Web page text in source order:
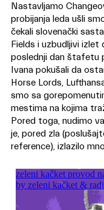
Nastavljamo
probijanja leda ušli
čekali slovenački
Fields i uzbudljivi izlet
poslednji dan štafetu
Ivana pokušali da
Horse Lords,
smo sa
mestima na kojima
Pored toga, nudimo
je, pored zla
reference), izlazilo